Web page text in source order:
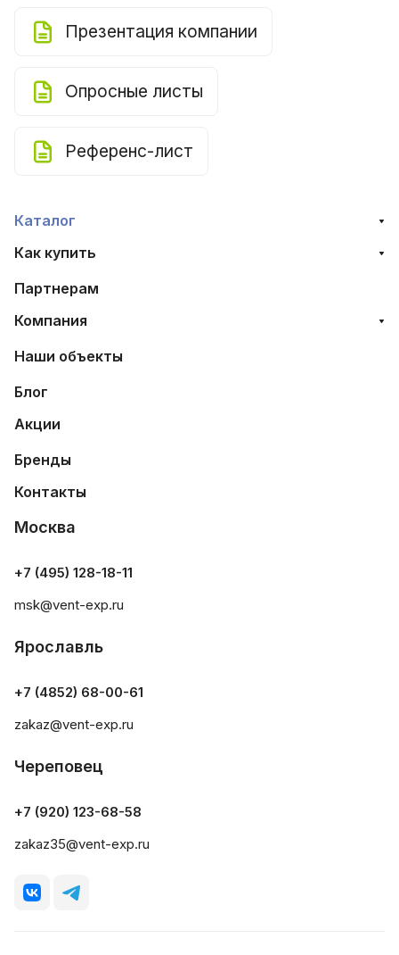
Презентация компании
Опросные листы
Референс-лист
Каталог
Как купить
Партнерам
Компания
Наши объекты
Блог
Акции
Бренды
Контакты
Москва
+7 (495) 128-18-11
msk@vent-exp.ru
Ярославль
+7 (4852) 68-00-61
zakaz@vent-exp.ru
Череповец
+7 (920) 123-68-58
zakaz35@vent-exp.ru